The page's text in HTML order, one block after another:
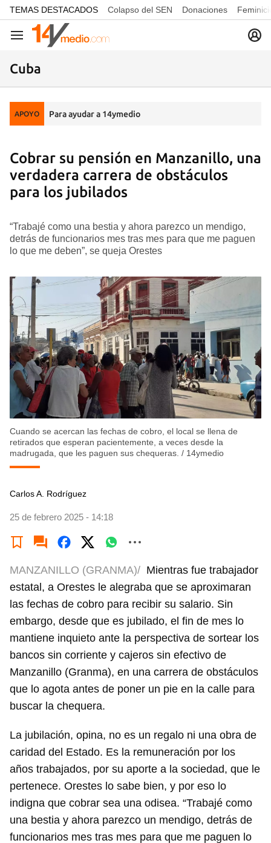
common.go-to-content
TEMAS DESTACADOS Colapso del SEN Donaciones
Navegación
Cuba
APOYO Para ayudar a 14ymedio
Cobrar su pensión en Manzanillo, una
verdadera carrera de obstáculos
para los jubilados
“Trabajé como una bestia y ahora parezco un mendigo,
detrás de funcionarios mes tras mes para que me paguen
lo que me deben”, se queja Orestes
Cuando se acercan las fechas de cobro, el local se llena de
retirados que esperan pacientemente, a veces desde la
madrugada, que les paguen sus chequeras. / 14ymedio
Carlos A. Rodríguez
25 de febrero 2025 - 14:18
MANZANILLO (GRANMA)/ Mientras fue trabajador
estatal, a Orestes le alegraba que se aproximaran
las fechas de cobro para recibir su salario. Sin
embargo, desde que es jubilado, el fin de mes lo
mantiene inquieto ante la perspectiva de sortear los
bancos sin corriente y cajeros sin efectivo de
Manzanillo (Granma), en una carrera de obstáculos
que lo agota antes de poner un pie en la calle para
buscar la chequera.
La jubilación, opina, no es un regalo ni una obra de
caridad del Estado. Es la remuneración por los
años trabajados, por su aporte a la sociedad, que le
pertenece. Orestes lo sabe bien, y por eso lo
indigna que cobrar sea una odisea. “Trabajé como
una bestia y ahora parezco un mendigo, detrás de
funcionarios mes tras mes para que me paguen lo